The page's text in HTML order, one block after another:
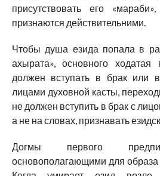
присутствовать его
признаются действительними.
Чтобы душа езида попала в
ахырата», основного
должен вступать в брак или
лицами духовной касты,
не должен вступить в брак с
а не на словах, признавать
Догмы первого
основополагающими для образа